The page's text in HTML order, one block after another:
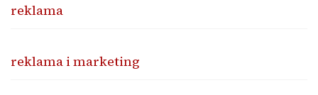
reklama
reklama i marketing